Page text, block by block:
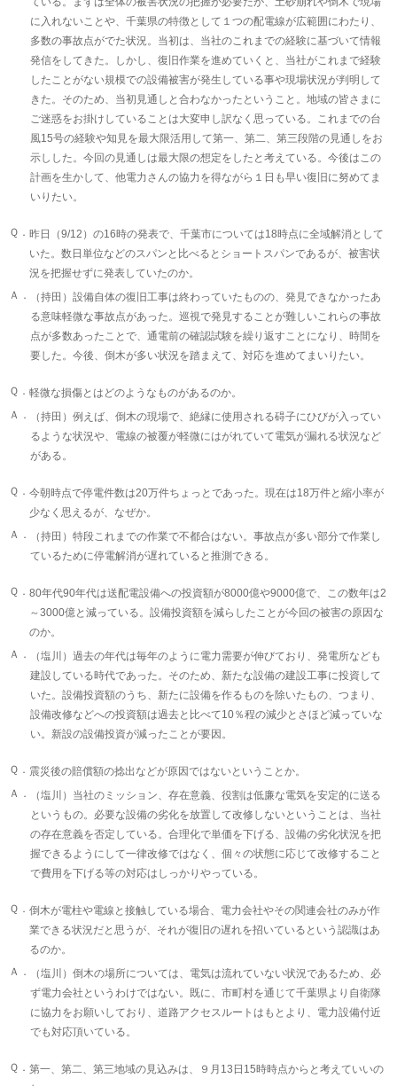
に入れないことや、千葉県の特徴として１つの配電線が広範囲にわたり、
多数の事故点がでた状況。当初は、当社のこれまでの経験に基づいて情報
発信をしてきた。しかし、復旧作業を進めていくと、当社がこれまで経験
したことがない規模での設備被害が発生している事や現場状況が判明して
きた。そのため、当初見通しと合わなかったということ。地域の皆さまに
ご迷惑をお掛けしていることは大変申し訳なく思っている。これまでの台
風15号の経験や知見を最大限活用して第一、第二、第三段階の見通しをお
示しした。今回の見通しは最大限の想定をしたと考えている。今後はこの
計画を生かして、他電力さんの協力を得ながら１日も早い復旧に努めてま
いりたい。
Ｑ． 昨日（9/12）の16時の発表で、千葉市については18時点に全域解消として
いた。数日単位などのスパンと比べるとショートスパンであるが、被害状
況を把握せずに発表していたのか。
Ａ．
（持田）設備自体の復旧工事は終わっていたものの、発見できなかったあ
る意味軽微な事故点があった。巡視で発見することが難しいこれらの事故
点が多数あったことで、通電前の確認試験を繰り返すことになり、時間を
要した。今後、倒木が多い状況を踏まえて、対応を進めてまいりたい。
Ｑ． 軽微な損傷とはどのようなものがあるのか。
Ａ．
（持田）例えば、倒木の現場で、絶縁に使用される碍子にひびが入ってい
るような状況や、電線の被覆が軽微にはがれていて電気が漏れる状況など
がある。
Ｑ． 今朝時点で停電件数は20万件ちょっとであった。現在は18万件と縮小率が
少なく思えるが、なぜか。
Ａ．
（持田）特段これまでの作業で不都合はない。事故点が多い部分で作業し
ているために停電解消が遅れていると推測できる。
Ｑ． 80年代90年代は送配電設備への投資額が8000億や9000億で、この数年は2
～3000億と減っている。設備投資額を減らしたことが今回の被害の原因な
のか。
Ａ．
（塩川）過去の年代は毎年のように電力需要が伸びており、発電所なども
建設している時代であった。そのため、新たな設備の建設工事に投資して
いた。設備投資額のうち、新たに設備を作るものを除いたもの、つまり、
設備改修などへの投資額は過去と比べて10％程の減少とさほど減っていな
い。新設の設備投資が減ったことが要因。
Ｑ． 震災後の賠償額の捻出などが原因ではないということか。
Ａ．
（塩川）当社のミッション、存在意義、役割は低廉な電気を安定的に送る
というもの。必要な設備の劣化を放置して改修しないということは、当社
の存在意義を否定している。合理化で単価を下げる、設備の劣化状況を把
握できるようにして一律改修ではなく、個々の状態に応じて改修すること
で費用を下げる等の対応はしっかりやっている。
Ｑ． 倒木が電柱や電線と接触している場合、電力会社やその関連会社のみが作
業できる状況だと思うが、それが復旧の遅れを招いているという認識はあ
るのか。
Ａ．
（塩川）倒木の場所については、電気は流れていない状況であるため、必
ず電力会社というわけではない。既に、市町村を通じて千葉県より自衛隊
に協力をお願いしており、道路アクセスルートはもとより、電力設備付近
でも対応頂いている。
Ｑ． 第一、第二、第三地域の見込みは、９月13日15時時点からと考えていいの